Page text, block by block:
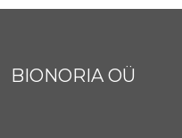
BIONORIA OÜ